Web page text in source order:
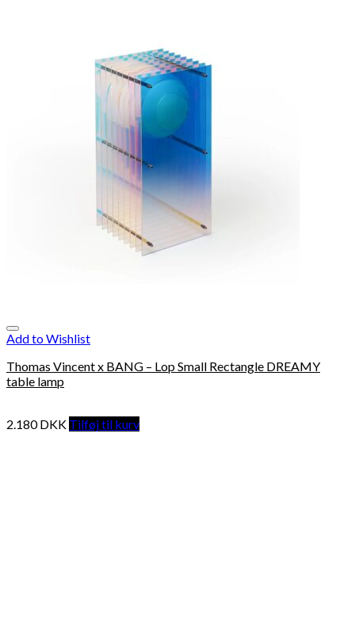
Add to Wishlist
Thomas Vincent x BANG – Lop Small Rectangle DREAMY
table lamp
2.180DKK Tilføj til kurv